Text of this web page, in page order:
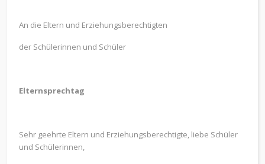
An die Eltern und Erziehungsberechtigten
der Schülerinnen und Schüler
Elternsprechtag
Sehr geehrte Eltern und Erziehungsberechtigte, liebe Schüler
und Schülerinnen,